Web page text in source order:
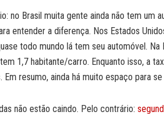
no Brasil muita gente ainda não tem um
entender a diferença. Nos Estados
todo mundo lá tem seu automóvel.
1,7 habitante/carro. Enquanto isso, a
resumo, ainda há muito espaço para
não estão caindo. Pelo contrário: